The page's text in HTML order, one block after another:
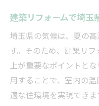
建築リフォームで埼玉
埼玉県の気候は、夏の
す。そのため、建築リ
上が重要なポイントと
用することで、室内の
適な住環境を実現できま